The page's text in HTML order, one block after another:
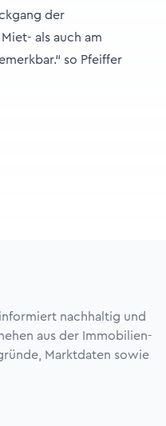
der
als auch am
so Pfeiffer
nachhaltig und
aus der Immobilien-
Marktdaten sowie